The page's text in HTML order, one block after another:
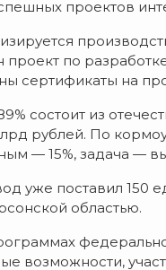
проектов
по
сертификаты на
состоит из
рублей. По
— 15%, задача —
уже поставил 150
областью.
возможности,